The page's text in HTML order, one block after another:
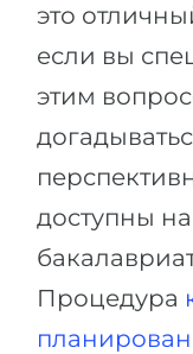
это
если вы
этим
доступны
Процедура